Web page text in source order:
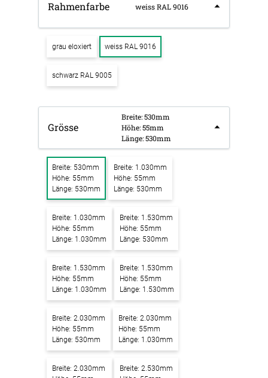
Rahmenfarbe weiss RAL 9016
grau eloxiert weiss RAL 9016
schwarz RAL 9005
Grösse
Breite: 530mm
Höhe: 55mm
Länge: 530mm
Breite: 530mm
Höhe: 55mm
Länge: 530mm
Breite: 1.030mm
Höhe: 55mm
Länge: 530mm
Breite: 1.030mm
Höhe: 55mm
Länge: 1.030mm
Breite: 1.530mm
Höhe: 55mm
Länge: 530mm
Breite: 1.530mm
Höhe: 55mm
Länge: 1.030mm
Breite: 1.530mm
Höhe: 55mm
Länge: 1.530mm
Breite: 2.030mm
Höhe: 55mm
Länge: 530mm
Breite: 2.030mm
Höhe: 55mm
Länge: 1.030mm
Breite: 2.030mm
Breite: 2.530mm